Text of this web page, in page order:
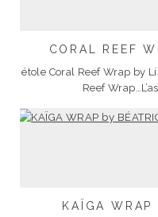
CORAL REEF
étole Coral Reef Wrap by
Reef
KAÏGA WRAP